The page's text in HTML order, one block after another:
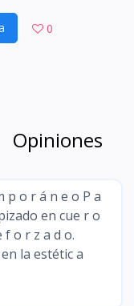
0
Opiniones
p o r á n e o P a
en cue r o
f o r z a d o.
la estétic a